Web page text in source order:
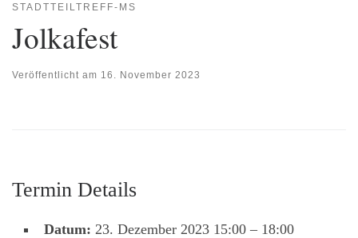
STADTTEILTREFF-MS
Jolkafest
Veröffentlicht am 16. November 2023
Termin Details
Datum: 23. Dezember 2023 15:00 – 18:00